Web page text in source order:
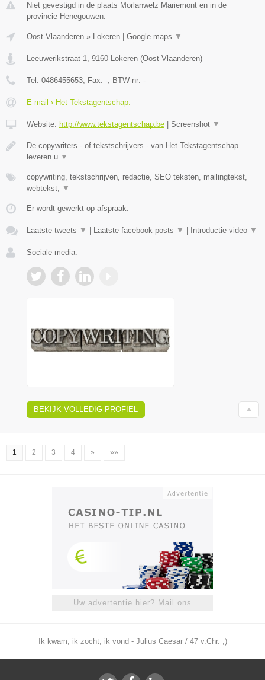
Niet gevestigd in de plaats Morlanwelz Mariemont en in de
provincie Henegouwen.
Oost-Vlaanderen » Lokeren Google maps ▼
Leeuwerikstraat 1, 9160 Lokeren (Oost-Vlaanderen)
Tel: 0486455653, Fax: -, BTW-nr: -
E-mail › Het Tekstagentschap.
Website: http://www.tekstagentschap.be Screenshot ▼
De copywriters - of tekstschrijvers - van Het Tekstagentschap
leveren u ▼
copywriting, tekstschrijven, redactie, SEO teksten, mailingtekst,
webtekst, ▼
Er wordt gewerkt op afspraak.
Laatste tweets ▼ Laatste facebook posts ▼ Introductie video ▼
Sociale media:
BEKIJK VOLLEDIG PROFIEL
1 2 3 4 » »»
Uw advertentie hier? Mail ons
Ik kwam, ik zocht, ik vond - Julius Caesar / 47 v.Chr. ;)